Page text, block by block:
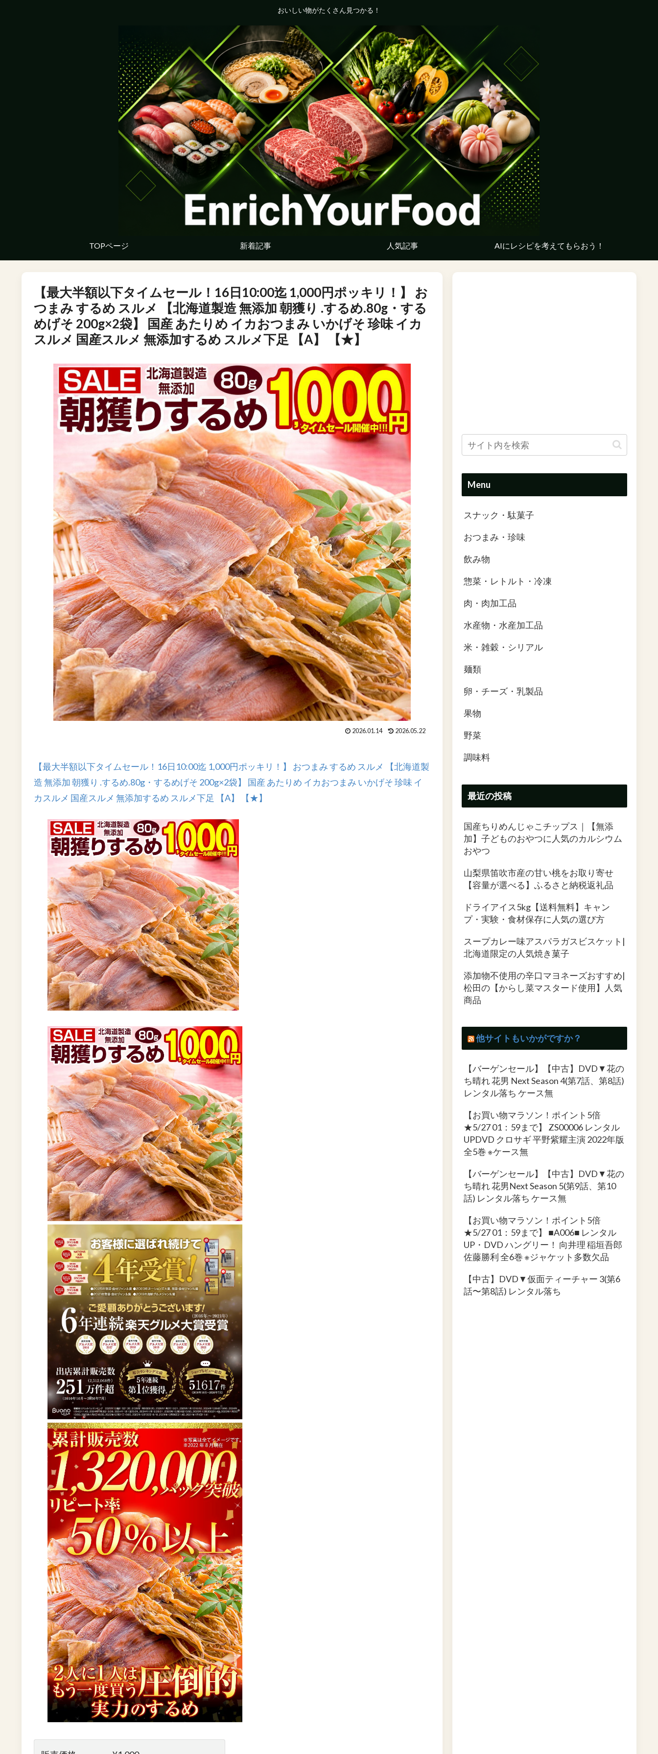
おいしい物がたくさん見つかる！
TOPページ 新着記事 人気記事 AIにレシピを考えてもらおう！
【最大半額以下タイムセール！16日10:00迄 1,000円ポッキリ！】 お
つまみ するめ スルメ 【北海道製造 無添加 朝獲り .するめ.80g・する
めげそ 200g×2袋】 国産 あたりめ イカおつまみ いかげそ 珍味 イカ
スルメ 国産スルメ 無添加するめ スルメ下足 【A】 【★】
2026.01.14 2026.05.22
【最大半額以下タイムセール！16日10:00迄 1,000円ポッキリ！】 おつまみ するめ スルメ 【北海道製
造 無添加 朝獲り .するめ.80g・するめげそ 200g×2袋】 国産 あたりめ イカおつまみ いかげそ 珍味 イ
カスルメ 国産スルメ 無添加するめ スルメ下足 【A】 【★】
Menu
スナック・駄菓子
おつまみ・珍味
飲み物
惣菜・レトルト・冷凍
肉・肉加工品
水産物・水産加工品
米・雑穀・シリアル
麺類
卵・チーズ・乳製品
果物
野菜
調味料
最近の投稿
国産ちりめんじゃこチップス｜【無添
加】子どものおやつに人気のカルシウム
おやつ
山梨県笛吹市産の甘い桃をお取り寄せ
【容量が選べる】ふるさと納税返礼品
ドライアイス5kg【送料無料】キャン
プ・実験・食材保存に人気の選び方
スープカレー味アスパラガスビスケット|
北海道限定の人気焼き菓子
添加物不使用の辛口マヨネーズおすすめ|
松田の【からし菜マスタード使用】人気
商品
他サイトもいかがですか？
【バーゲンセール】【中古】DVD▼花の
ち晴れ 花男 Next Season 4(第7話、第8話)
レンタル落ち ケース無
【お買い物マラソン！ポイント5倍
★5/27 01：59まで】 ZS00006 レンタル
UPDVD クロサギ 平野紫耀主演 2022年版
全5巻 ※ケース無
【バーゲンセール】【中古】DVD▼花の
ち晴れ 花男Next Season 5(第9話、第10
話) レンタル落ち ケース無
【お買い物マラソン！ポイント5倍
★5/27 01：59まで】 ■A006■ レンタル
UP・DVD ハングリー！ 向井理 稲垣吾郎
佐藤勝利 全6巻 ※ジャケット多数欠品
【中古】DVD▼仮面ティーチャー 3(第6
話〜第8話) レンタル落ち